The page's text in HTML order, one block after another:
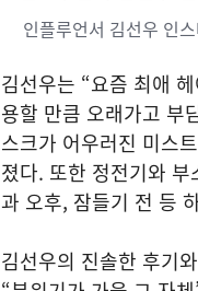
인플루언서 김선우 인
김선우는 “요즘 최애
용할 만큼 오래가고 부
스크가 어우러진 미스
졌다. 또한 정전기와
과 오후, 잠들기 전 등
김선우의 진솔한 후기